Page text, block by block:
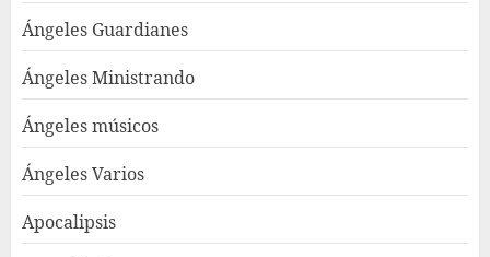
Ángeles Guardianes
Ángeles Ministrando
Ángeles músicos
Ángeles Varios
Apocalipsis